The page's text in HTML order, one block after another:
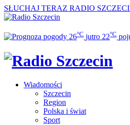
SŁUCHAJ TERAZ RADIO
26°C jutro 22°C
Wiadomości
Szczecin
Region
Polska i świat
Sport